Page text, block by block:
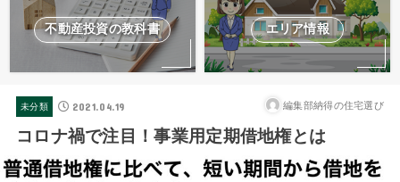
不動産投資の教科書 エリア情報
未分類 2021.04.19 編集部納得の住宅選び
コロナ禍で注目！事業用定期借地権とは